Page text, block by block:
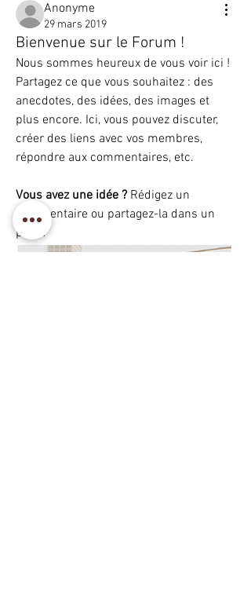
Anonyme
29 mars 2019
Bienvenue sur le Forum !
Nous sommes heureux de vous voir ici !
Partagez ce que vous souhaitez : des
anecdotes, des idées, des images et
plus encore. Ici, vous pouvez discuter,
créer des liens avec vos membres,
répondre aux commentaires, etc.
Vous avez une idée ? Rédigez un
commentaire ou partagez-la dans un
post !
À propos
Partagez des anecdotes, des idées, des
photos et plus encore
Lire plus